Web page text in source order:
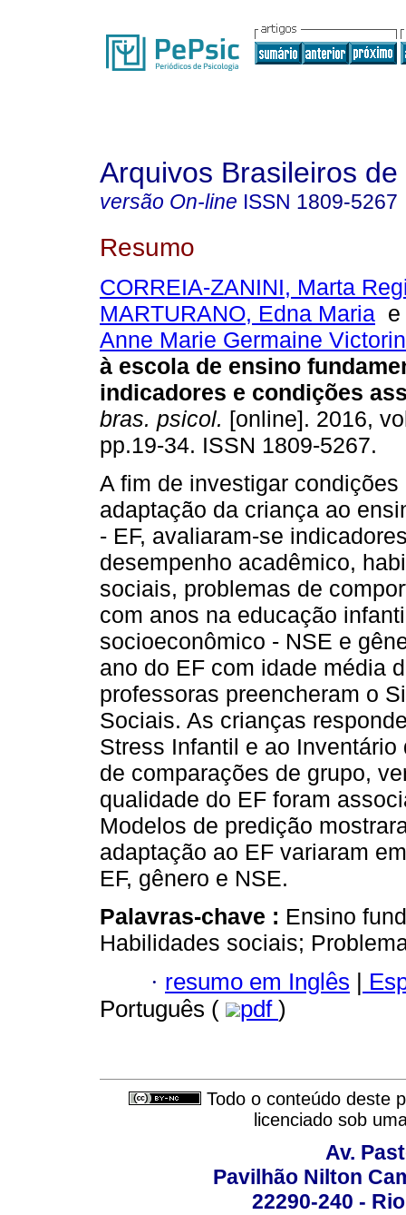
Arquivos Brasileiros
versão On-line ISSN 1809-5267
Resumo
CORREIA-ZANINI, Marta
MARTURANO, Edna Maria
Anne Marie Germaine
à escola de ensino
indicadores e condições
bras. psicol. [online]. 2016,
pp.19-34. ISSN 1809-5267.
A fim de investigar
adaptação da criança ao
- EF, avaliaram-se
desempenho acadêmico,
sociais, problemas de
com anos na educação
socioeconômico - NSE e
ano do EF com idade média
professoras preencheram o
Sociais. As crianças
Stress Infantil e ao
de comparações de grupo,
qualidade do EF foram
Modelos de predição
adaptação ao EF variaram
EF, gênero e NSE.
Palavras-chave : Ensino
Habilidades sociais;
· resumo em Inglês |
Português (
pdf )
Todo o conteúdo deste
licenciado sob
Av.
Pavilhão Nilton
22290-240 -